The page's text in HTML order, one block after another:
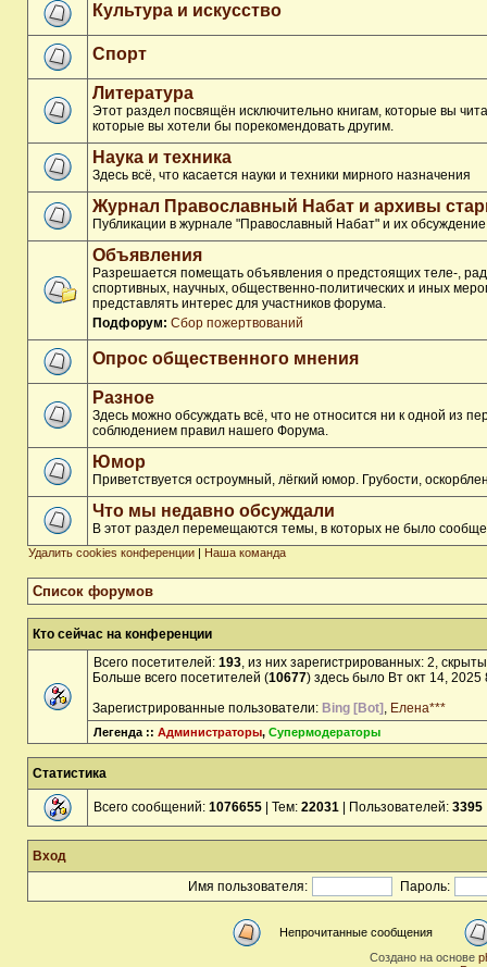
Культура и искусство
Спорт
Литература
Этот раздел посвящён исключительно книгам, которые вы
которые вы хотели бы порекомендовать другим.
Наука и техника
Здесь всё, что касается науки и техники мирного назначения
Журнал Православный Набат и архивы
Публикации в журнале "Православный Набат" и их обсуждение
Объявления
Разрешается помещать объявления о предстоящих теле-,
спортивных, научных, общественно-политических и иных
представлять интерес для участников форума.
Подфорум: Сбор пожертвований
Опрос общественного мнения
Разное
Здесь можно обсуждать всё, что не относится ни к одной из
соблюдением правил нашего Форума.
Юмор
Приветствуется остроумный, лёгкий юмор. Грубости,
Что мы недавно обсуждали
В этот раздел перемещаются темы, в которых не было
Удалить cookies конференции | Наша команда
Список форумов
Кто сейчас на конференции
Всего посетителей: 193, из них зарегистрированных: 2,
Больше всего посетителей (10677) здесь было Вт окт 14, 2025
Зарегистрированные пользователи: Bing [Bot] , Елена***
Легенда :: Администраторы, Супермодераторы
Статистика
Всего сообщений: 1076655 | Тем: 22031 | Пользователей: 3395
Вход
Имя пользователя:
Пароль:
Непрочитанные сообщения
Создано на основе